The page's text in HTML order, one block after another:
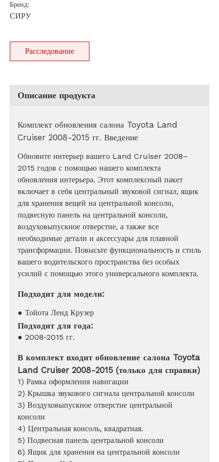
Бренд:
СИРУ
Расследование
Описание продукта
Комплект обновления салона Toyota Land
Cruiser 2008-2015 гг. Введение
Обновите интерьер вашего Land Cruiser 2008–
2015 годов с помощью нашего комплекта
обновления интерьера. Этот комплексный пакет
включает в себя центральный звуковой сигнал, ящик
для хранения вещей на центральной консоли,
подвесную панель на центральной консоли,
воздуховыпускное отверстие, а также все
необходимые детали и аксессуары для плавной
трансформации. Повысьте функциональность и стиль
вашего водительского пространства без особых
усилий с помощью этого универсального комплекта.
Подходит для модели:
● Тойота Ленд Крузер
Подходит для года:
● 2008-2015 гг.
В комплект входит обновление салона Toyota
Land Cruiser 2008-2015 (только для справки)
1) Рамка оформления навигации
2) Крышка звукового сигнала центральной консоли
3) Воздуховыпускное отверстие центральной
консоли
4) Центральная консоль, квадратная.
5) Подвесная панель центральной консоли
6) Ящик для хранения на центральной консоли